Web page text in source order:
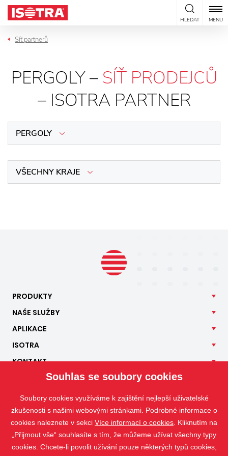
Přeskočit na obsah
HLEDAT MENU
Síť partnerů
PERGOLY – SÍŤ PRODEJCŮ
– ISOTRA PARTNER
PERGOLY
VŠECHNY KRAJE
PRODUKTY
NAŠE SLUŽBY
APLIKACE
ISOTRA
KONTAKT
Souhlas se soubory cookies
Soubory cookies využíváme k zajištění nejlepší uživatelské
zkušenosti s našimi webovými stránkami. Podrobné informace o
cookies naleznete v sekci Více informací o cookies . Kliknutím na
„Přijmout vše“ souhlasíte s tím, že můžeme užívat všechny typy
cookies. Chcete-li povolit užívání pouze některých typů cookies,